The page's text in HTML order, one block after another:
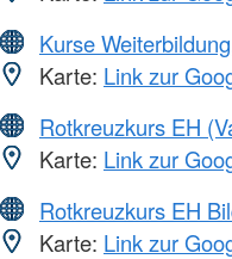
Kurse
Karte: Link zur
Rotkreuzkurs EH
Karte: Link zur
Rotkreuzkurs EH
Karte: Link zur